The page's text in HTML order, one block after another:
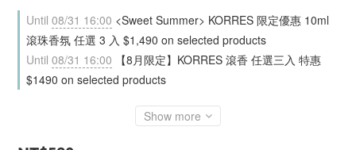
Until 08/31 16:00 <Sweet Summer> KORRES 限定優惠 10ml
滾珠香氛 任選 3 入 $1,490 on selected products
Until 08/31 16:00 【8月限定】KORRES 滾香 任選三入 特惠
$1490 on selected products
Show more